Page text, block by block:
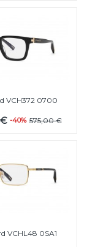
VCH372 0700
-40% 575,00 €
VCHL48 0SA1